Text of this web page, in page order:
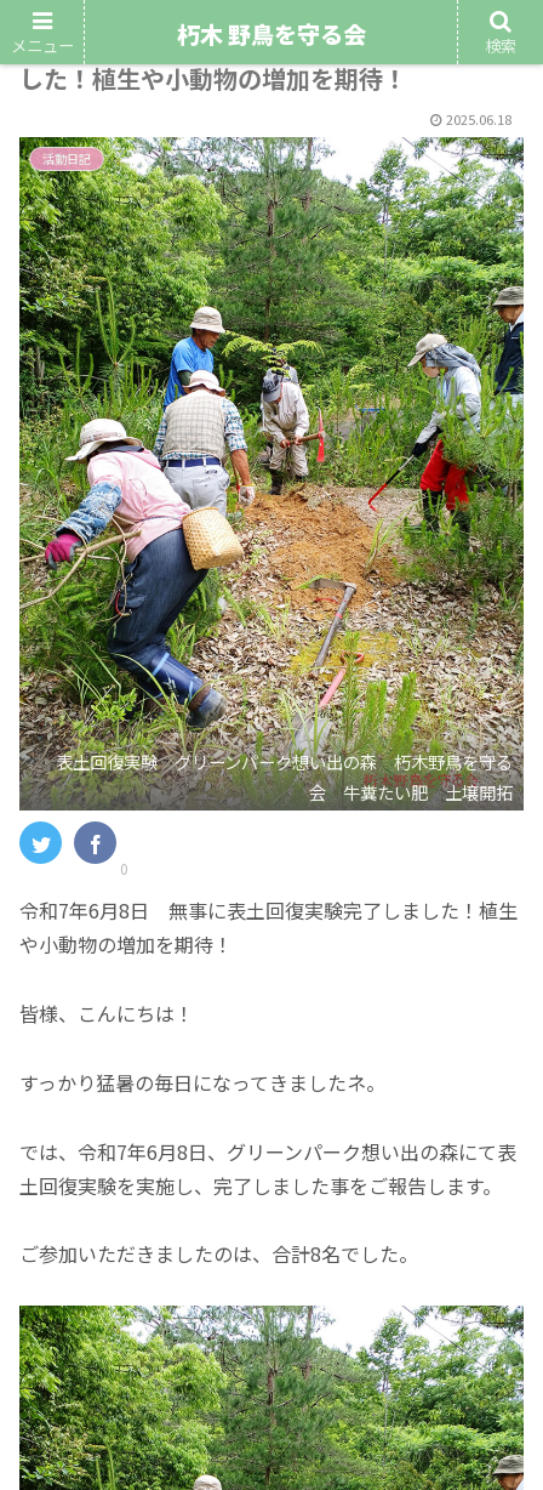
令和7年6月8日 無事に表土回復実験完了しま
した！植生や小動物の増加を期待！
2025.06.18
活動日記
表土回復実験 グリーンパーク想い出の森 朽木野鳥を守る
会 牛糞たい肥 土壌開拓
0
令和7年6月8日 無事に表土回復実験完了しました！植生
や小動物の増加を期待！
皆様、こんにちは！
すっかり猛暑の毎日になってきましたネ。
では、令和7年6月8日、グリーンパーク想い出の森にて表
土回復実験を実施し、完了しました事をご報告します。
ご参加いただきましたのは、合計8名でした。
メニュー 朽木 野鳥を守る会 検索